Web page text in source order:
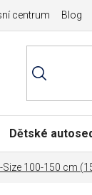
centrum Blog
Dětské
Size 100-150 cm